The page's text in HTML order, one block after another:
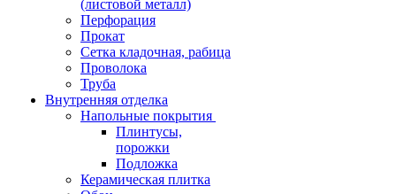
(листовой металл)
Перфорация
Прокат
Сетка кладочная, рабица
Проволока
Труба
Внутренняя отделка
Напольные покрытия
Плинтусы,
порожки
Подложка
Керамическая плитка